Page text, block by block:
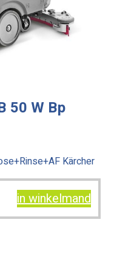
50 W Bp
Kärcher
in winkelmand